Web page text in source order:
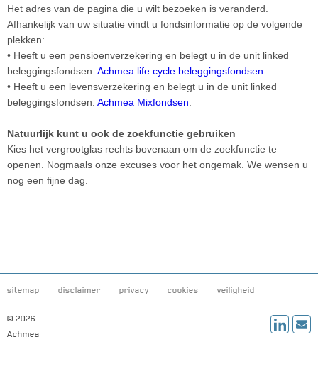
Het adres van de pagina die u wilt bezoeken is veranderd.
Afhankelijk van uw situatie vindt u fondsinformatie op de volgende
plekken:
• Heeft u een pensioenverzekering en belegt u in de unit linked
beleggingsfondsen: Achmea life cycle beleggingsfondsen
• Heeft u een levensverzekering en belegt u in de unit linked
beleggingsfondsen: Achmea Mixfondsen
Natuurlijk kunt u ook de zoekfunctie gebruiken
Kies het vergrootglas rechts bovenaan om de zoekfunctie te
openen. Nogmaals onze excuses voor het ongemak. We wensen u
nog een fijne dag.
sitemap disclaimer privacy cookies veiligheid
© 2026
Achmea